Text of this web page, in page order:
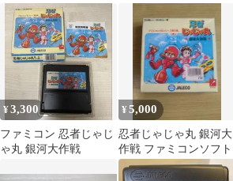
コン FC
¥3,300
ファミコン 忍者じゃじ
ゃ丸 銀河大作戦
¥5,000
忍者じゃじゃ丸 銀河大
作戦 ファミコンソフト